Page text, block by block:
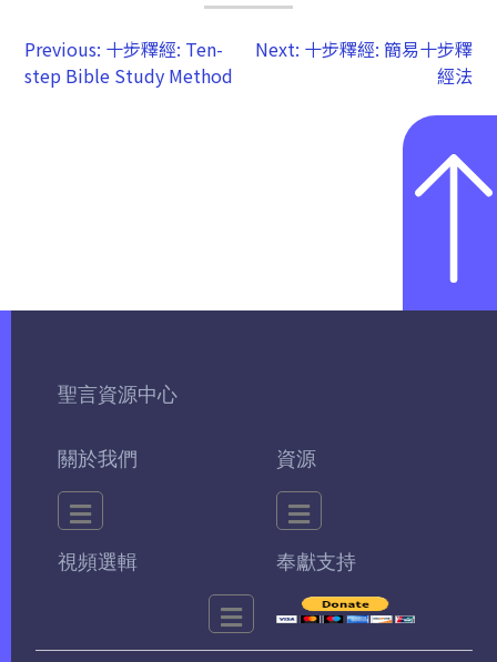
Previous: 十步釋經: Ten-
step Bible Study Method
Next: 十步釋經: 簡易十步釋
經法
聖言資源中心
關於我們 資源
視頻選輯 奉獻支持